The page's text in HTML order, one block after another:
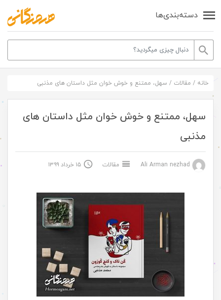
دسته‌بندی‌ها
خانه / مقالات / سهل، ممتنع و خوش خوان مثل داستان های مذنبی
سهل، ممتنع و خوش خوان مثل داستان های
مذنبی
مقالات ۱۵ خرداد ۱۳۹۹